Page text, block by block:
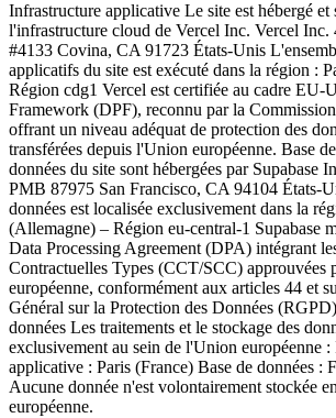
Infrastructure applicative Le site est hébergé et
l'infrastructure cloud de Vercel Inc. Vercel
#4133 Covina, CA 91723 États-Unis
applicatifs du site est exécuté dans la région :
Région cdg1 Vercel est certifiée au cadre EU-
Framework (DPF), reconnu par la
offrant un niveau adéquat de protection des
transférées depuis l'Union européenne. Base
données du site sont hébergées par Supabase
PMB 87975 San Francisco, CA 94104 États-
données est localisée exclusivement dans la
(Allemagne) – Région eu-central-1 Supabase
Data Processing Agreement (DPA) intégrant
Contractuelles Types (CCT/SCC) approuvées
européenne, conformément aux articles 44 et
Général sur la Protection des Données
données Les traitements et le stockage des
exclusivement au sein de l'Union européenne
applicative : Paris (France) Base de données :
Aucune donnée n'est volontairement stockée
européenne.